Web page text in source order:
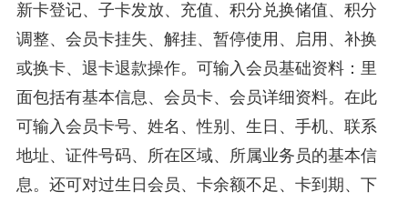
新卡登记、子卡发放、充值、积分兑换储值、积分
调整、会员卡挂失、解挂、暂停使用、启用、补换
或换卡、退卡退款操作。可输入会员基础资料：里
面包括有基本信息、会员卡、会员详细资料。在此
可输入会员卡号、姓名、性别、生日、手机、联系
地址、证件号码、所在区域、所属业务员的基本信
息。还可对过生日会员、卡余额不足、卡到期、下